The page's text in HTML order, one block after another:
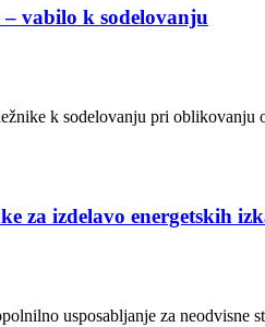
vabilo k sodelovanju
k sodelovanju pri
za izdelavo energetskih
usposabljanje za neodvisne